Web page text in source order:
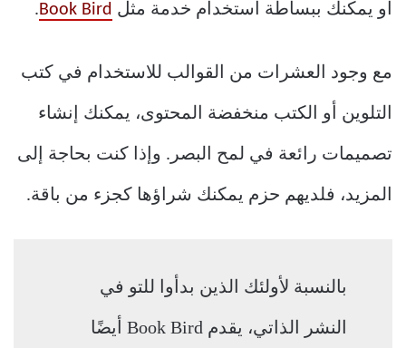
أو يمكنك ببساطة استخدام خدمة مثل Book Bird
.
مع وجود العشرات من القوالب للاستخدام في كتب
التلوين أو الكتب منخفضة المحتوى، يمكنك إنشاء
تصميمات رائعة في لمح البصر. وإذا كنت بحاجة إلى
المزيد، فلديهم حزم يمكنك شراؤها كجزء من باقة.
بالنسبة لأولئك الذين بدأوا للتو في
النشر الذاتي، يقدم Book Bird أيضًا